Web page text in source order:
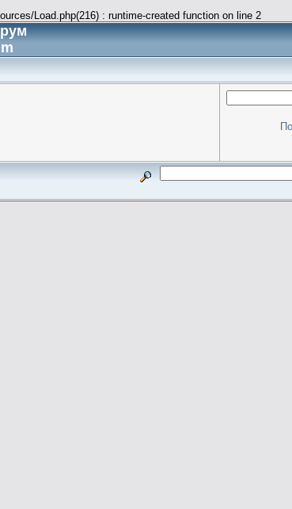
Load.php(216) : runtime-created function on line 2